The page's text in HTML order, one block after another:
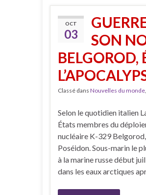
OCT
03
SON
BELGOROD,
Classé dans Nouvelles du monde,
Selon le quotidien italien
États membres du
nucléaire K-329
Poséidon. Sous-marin le
à la marine russe début
dans les eaux arctiques